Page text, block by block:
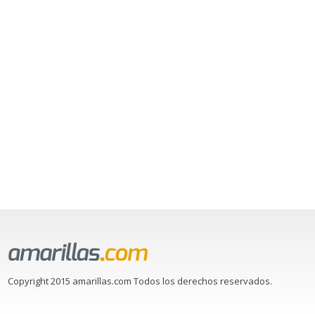
Copyright 2015 amarillas.com Todos los derechos reservados.